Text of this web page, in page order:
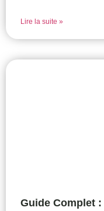
Lire la suite »
Guide Complet